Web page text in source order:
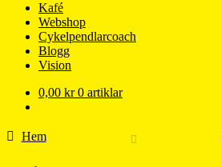
Kafé
Webshop
Cykelpendlarcoach
Blogg
Vision
0,00 kr 0 artiklar
Hem